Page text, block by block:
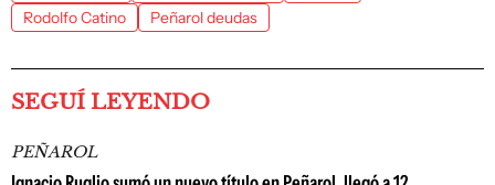
Rodolfo Catino
Peñarol deudas
SEGUÍ LEYENDO
PEÑAROL